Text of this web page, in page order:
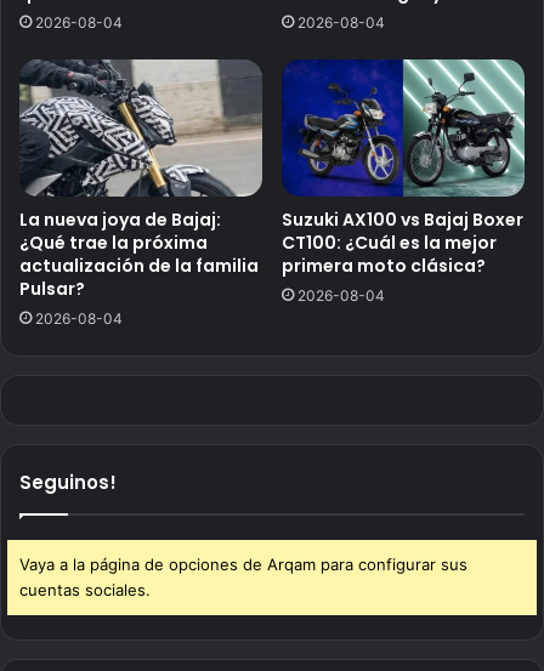
2026-08-04 2026-08-04
La nueva joya de Bajaj:
¿Qué trae la próxima
actualización de la familia
Pulsar?
2026-08-04
Suzuki AX100 vs Bajaj Boxer
CT100: ¿Cuál es la mejor
primera moto clásica?
2026-08-04
Seguinos!
Vaya a la página de opciones de Arqam para configurar sus
cuentas sociales.